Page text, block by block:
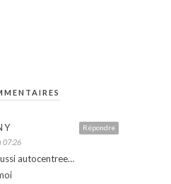
Répondre
07:26
autocentree…